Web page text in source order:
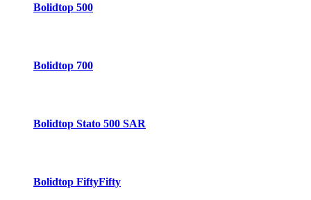
Bolidtop 500
Bolidtop 700
Bolidtop Stato 500 SAR
Bolidtop FiftyFifty